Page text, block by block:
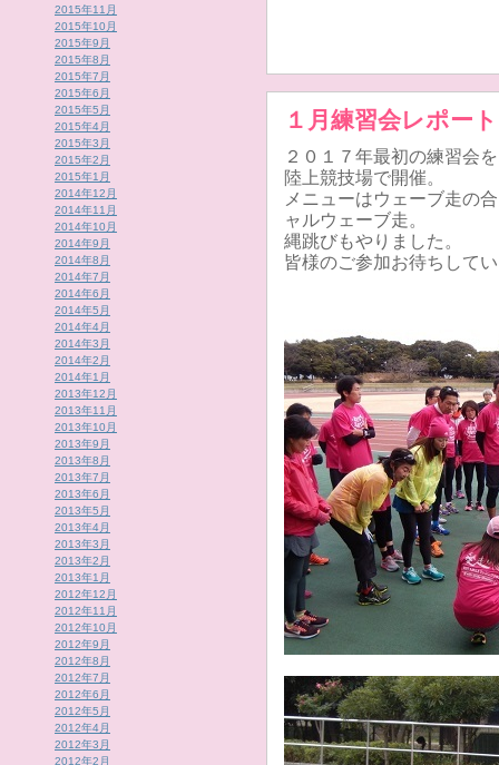
2015年11月
2015年10月
2015年9月
2015年8月
2015年7月
2015年6月
2015年5月
2015年4月
2015年3月
2015年2月
2015年1月
2014年12月
2014年11月
2014年10月
2014年9月
2014年8月
2014年7月
2014年6月
2014年5月
2014年4月
2014年3月
2014年2月
2014年1月
2013年12月
2013年11月
2013年10月
2013年9月
2013年8月
2013年7月
2013年6月
2013年5月
2013年4月
2013年3月
2013年2月
2013年1月
2012年12月
2012年11月
2012年10月
2012年9月
2012年8月
2012年7月
2012年6月
2012年5月
2012年4月
2012年3月
2012年2月
１月練習会レポート
２０１７年最初の練習会
陸上競技場で開催。
メニューはウェーブ走の
ャルウェーブ走。
縄跳びもやりました。
皆様のご参加お待ちして